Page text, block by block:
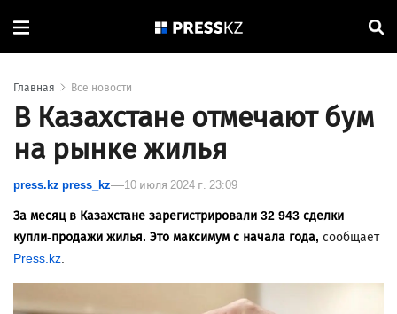
Главная Все новости
В Казахстане отмечают бум
на рынке жилья
press.kz press_kz 10 июля 2024 г. 23:09
За месяц в Казахстане зарегистрировали 32 943 сделки
купли-продажи жилья. Это максимум с начала года, сообщает
Press.kz.